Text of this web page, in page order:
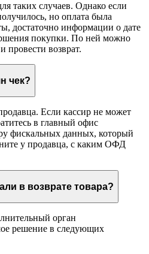
таких случаев. Однако если
но оплата была
достаточно информации о дате
покупки. По ней можно
провести возврат.
чек?
Если кассир не может
в главный офис
фискальных данных, который
у продавца, с каким ОФД
в возврате товара?
орган
решение в следующих